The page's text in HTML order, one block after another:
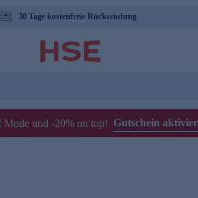
30 Tage kostenfreie Rücksendung
Mode und -20% on top! Gutschein